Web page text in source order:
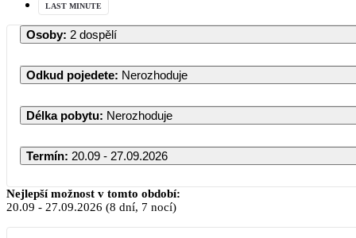
LAST MINUTE
Osoby: 2 dospělí
Odkud pojedete: Nerozhoduje
Délka pobytu: Nerozhoduje
Termín: 20.09 - 27.09.2026
Září 2026
PO ÚT ST ČT PÁ SO NE
Nejlepší možnost v tomto období:
20.09 - 27.09.2026 (8 dní, 7 nocí)